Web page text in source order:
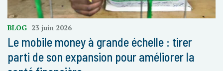
BLOG 23 juin 2026
Le mobile money à grande échelle : tirer
parti de son expansion pour améliorer la